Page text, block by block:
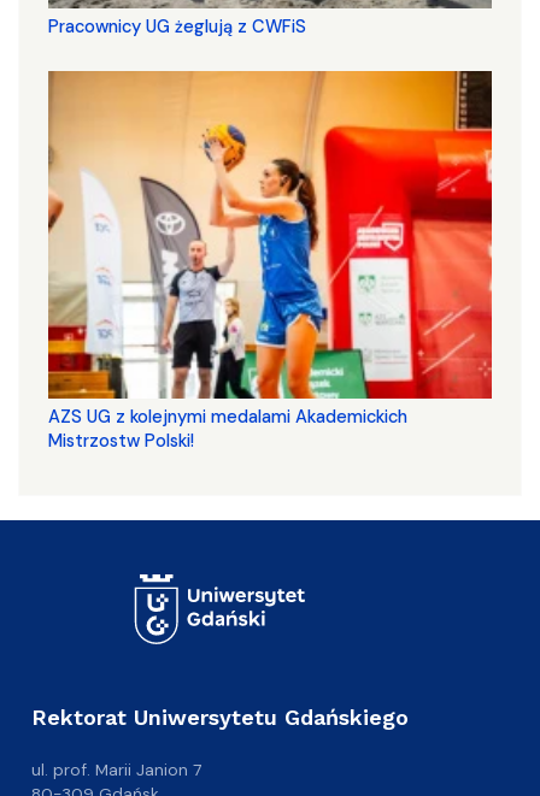
Pracownicy UG żeglują z CWFiS
AZS UG z kolejnymi medalami Akademickich
Mistrzostw Polski!
Rektorat Uniwersytetu Gdańskiego
ul. prof. Marii Janion 7